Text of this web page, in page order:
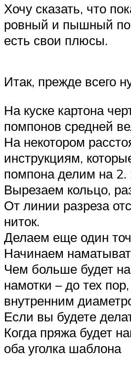
Хочу сказать, что
ровный и пышный
есть свои плюсы.
Итак, прежде всего
На куске картона
помпонов средней
На некотором
инструкциям,
помпона делим на
Вырезаем кольцо,
От линии разреза
ниток.
Делаем еще один
Начинаем
Чем больше будет
намотки – до тех
внутренним
Если вы будете
Когда пряжа будет
оба уголка шаблона